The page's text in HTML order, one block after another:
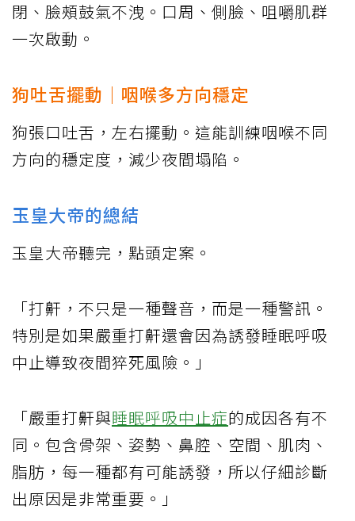
閉、臉頰鼓氣不洩。口周、側臉、咀嚼肌群
一次啟動。
狗吐舌擺動｜咽喉多方向穩定
狗張口吐舌，左右擺動。這能訓練咽喉不同
方向的穩定度，減少夜間塌陷。
玉皇大帝的總結
玉皇大帝聽完，點頭定案。
「打鼾，不只是一種聲音，而是一種警訊。
特別是如果嚴重打鼾還會因為誘發睡眠呼吸
中止導致夜間猝死風險。」
「嚴重打鼾與睡眠呼吸中止症的成因各有不
同。包含骨架、姿勢、鼻腔、空間、肌肉、
脂肪，每一種都有可能誘發，所以仔細診斷
出原因是非常重要。」